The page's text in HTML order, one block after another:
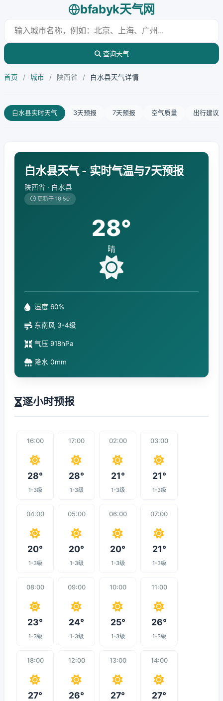
bfabyk天气网
查询天气
首页 / 城市 / 陕西省 / 白水县天气详情
白水县实时天气 3天预报 7天预报 空气质量 出行建议
白水县天气 - 实时气温与7天预报
陕西省 · 白水县
更新于 16:50
28°
晴
湿度 60%
东南风 3-4级
气压 918hPa
降水 0mm
逐小时预报
16:00
28°
1-3级
17:00
28°
1-3级
02:00
21°
1-3级
03:00
21°
1-3级
04:00
20°
1-3级
05:00
20°
1-3级
06:00
20°
1-3级
07:00
21°
1-3级
08:00
23°
1-3级
09:00
24°
1-3级
10:00
25°
1-3级
11:00
26°
1-3级
18:00
27°
12:00
26°
13:00
27°
14:00
27°